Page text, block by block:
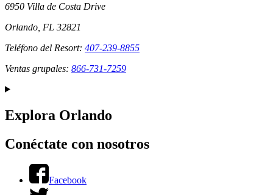
6950 Villa de Costa Drive
Orlando, FL 32821
Teléfono del Resort: 407-239-8855
Ventas grupales: 866-731-7259
Explora Orlando
Conéctate con nosotros
Facebook